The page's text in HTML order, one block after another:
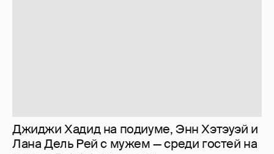
Джиджи Хадид на подиуме, Энн Хэтэуэй и
Лана Дель Рей с мужем — среди гостей на